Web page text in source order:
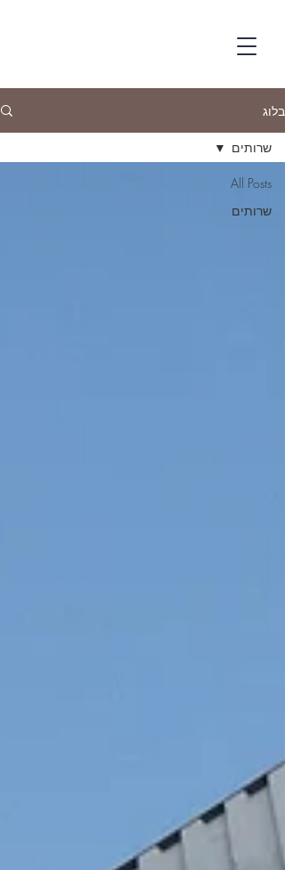
בלוג
All Posts
שרותים
שרותים